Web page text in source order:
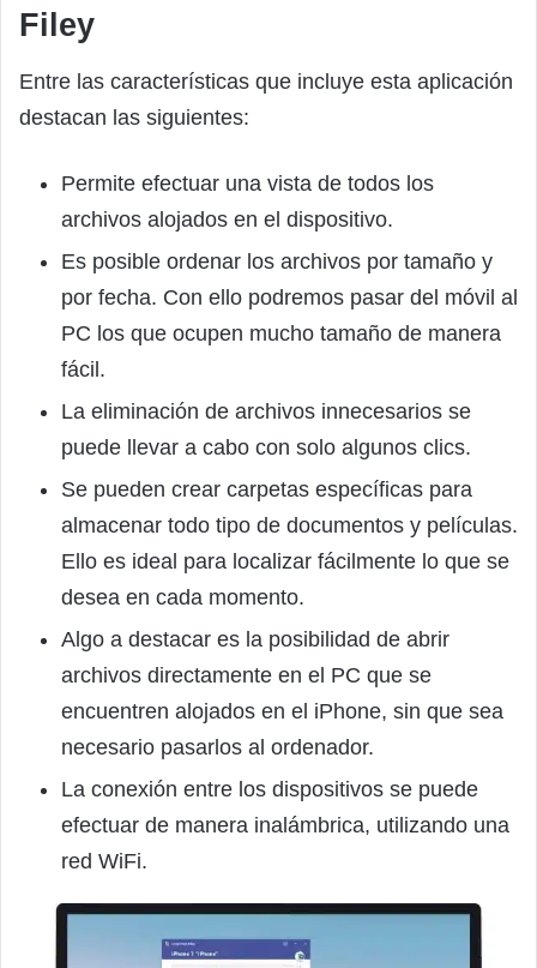
Filey
Entre las características que incluye esta aplicación
destacan las siguientes:
Permite efectuar una vista de todos los
archivos alojados en el dispositivo.
Es posible ordenar los archivos por tamaño y
por fecha. Con ello podremos pasar del móvil al
PC los que ocupen mucho tamaño de manera
fácil.
La eliminación de archivos innecesarios se
puede llevar a cabo con solo algunos clics.
Se pueden crear carpetas específicas para
almacenar todo tipo de documentos y películas.
Ello es ideal para localizar fácilmente lo que se
desea en cada momento.
Algo a destacar es la posibilidad de abrir
archivos directamente en el PC que se
encuentren alojados en el iPhone, sin que sea
necesario pasarlos al ordenador.
La conexión entre los dispositivos se puede
efectuar de manera inalámbrica, utilizando una
red WiFi.